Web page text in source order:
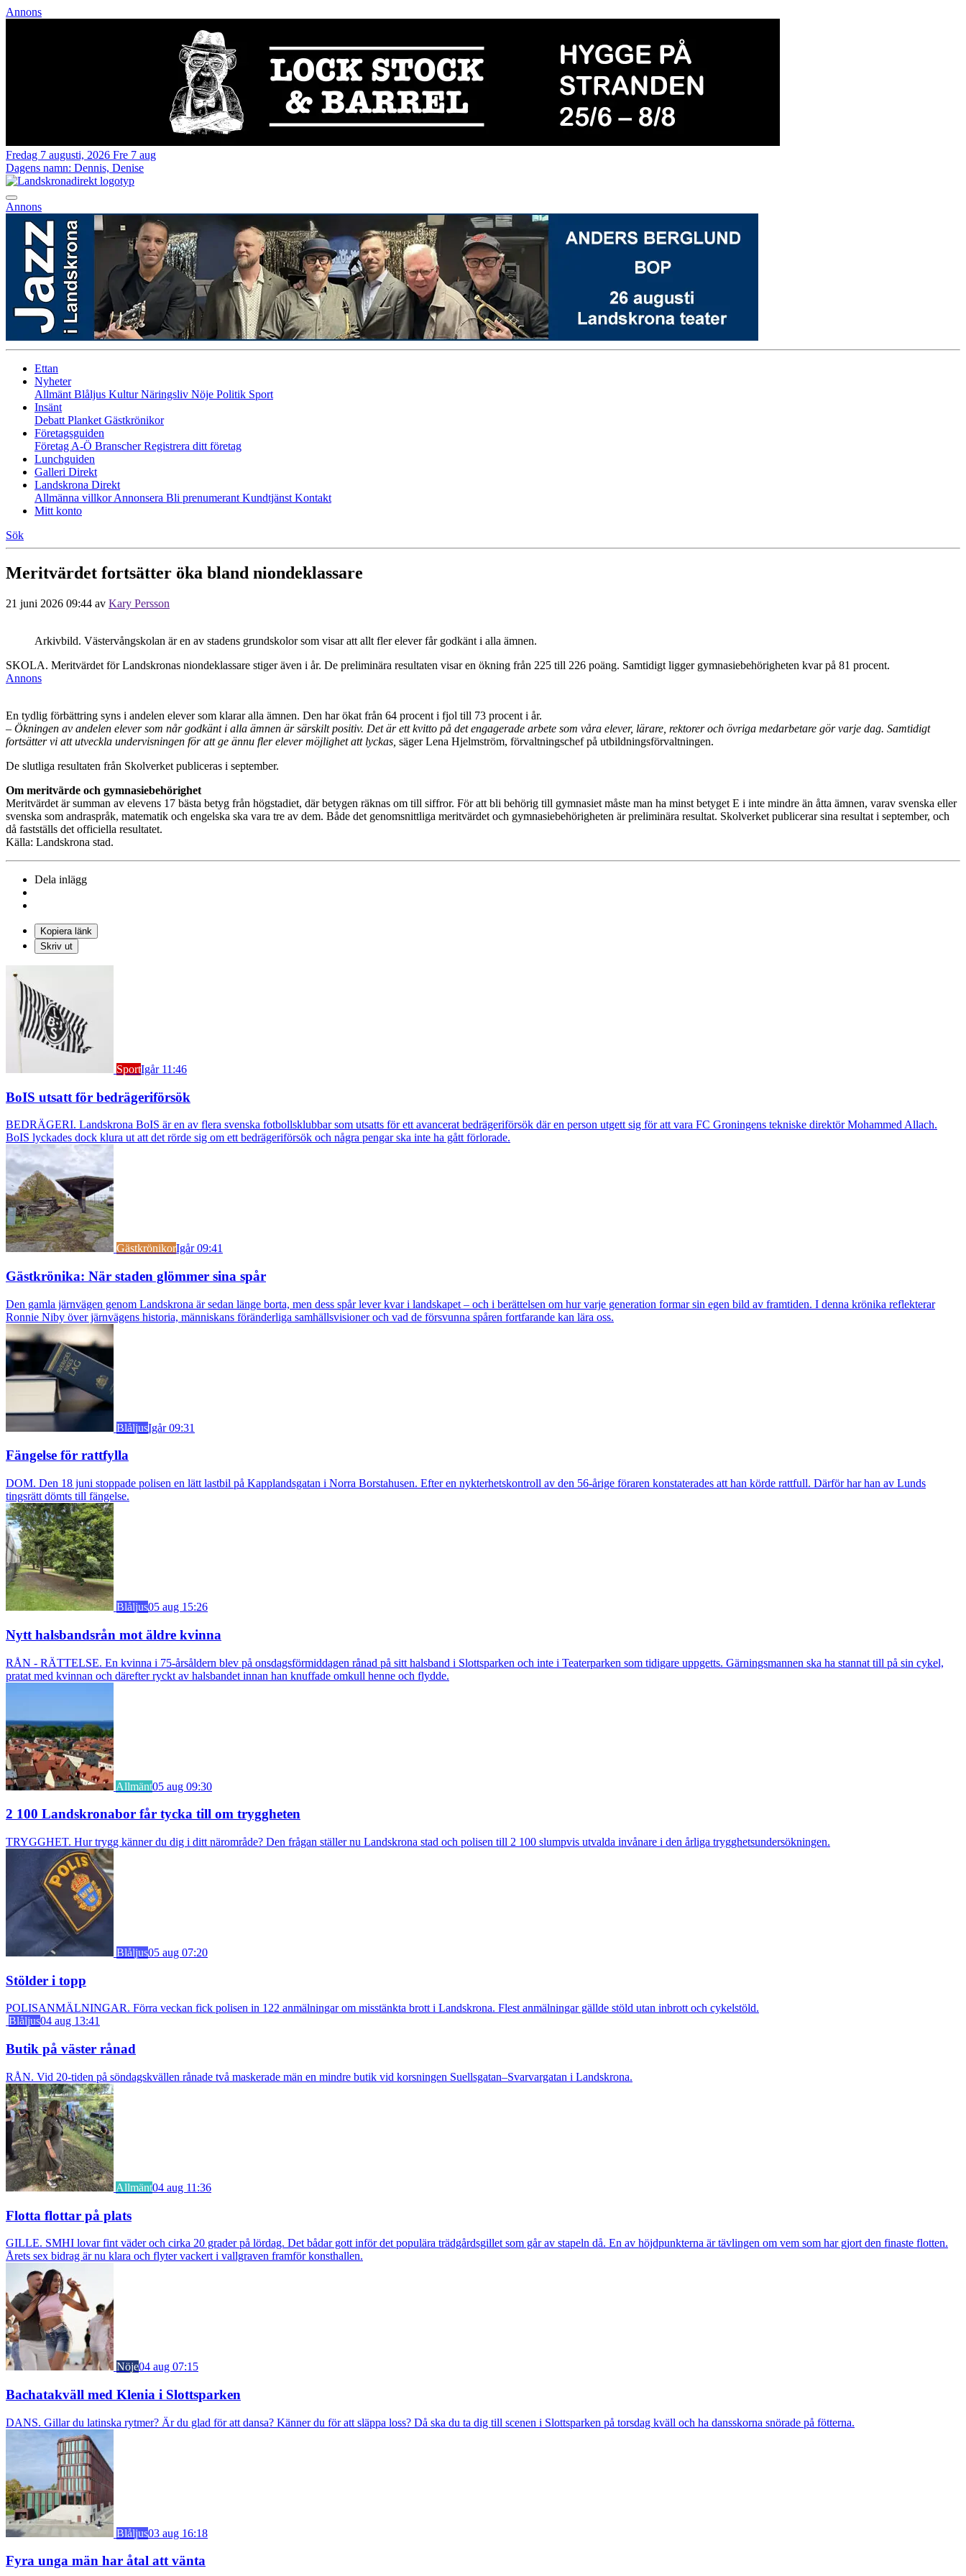
Annons
Fredag 7 augusti, 2026 Fre 7 aug
Dagens namn: Dennis, Denise
Annons
Ettan
Nyheter
Allmänt Blåljus KulturNäringsliv Nöje Politik Sport
Insänt
Debatt Planket Gästkrönikor
Företagsguiden
Företag A-Ö BranscherRegistrera ditt företag
Lunchguiden
Galleri Direkt
Landskrona Direkt
Allmänna villkorAnnonsera Bli prenumerant Kundtjänst Kontakt
Mitt konto
Sök
Meritvärdet fortsätter öka bland niondeklassare
21 juni 2026 09:44 av Kary Persson
Arkivbild. Västervångskolan är en av stadens grundskolor som visar att allt fler elever får godkänt i alla ämnen.
SKOLA. Meritvärdet för Landskronas niondeklassare stiger även i år. De preliminära resultaten visar en ökning från 225 till 226 poäng. Samtidigt ligger gymnasiebehörigheten kvar på 81 procent.
Annons
En tydlig förbättring syns i andelen elever som klarar alla ämnen. Den har ökat från 64 procent i fjol till 73 procent i år.
– Ökningen av andelen elever som når godkänt i alla ämnen är särskilt positiv. Det är ett kvitto på det engagerade arbete som våra elever, lärare, rektorer och övriga medarbetare gör varje dag. Samtidigt
fortsätter vi att utveckla undervisningen för att ge ännu fler elever möjlighet att lyckas, säger Lena Hjelmström, förvaltningschef på utbildningsförvaltningen.
De slutliga resultaten från Skolverket publiceras i september.
Om meritvärde och gymnasiebehörighet
Meritvärdet är summan av elevens 17 bästa betyg från högstadiet, där betygen räknas om till siffror. För att bli behörig till gymnasiet måste man ha minst betyget E i inte mindre än åtta ämnen, varav svenska eller
svenska som andraspråk, matematik och engelska ska vara tre av dem. Både det genomsnittliga meritvärdet och gymnasiebehörigheten är preliminära resultat. Skolverket publicerar sina resultat i september, och
då fastställs det officiella resultatet.
Källa: Landskrona stad.
Dela inlägg
Kopiera länk
Skriv ut
SportIgår 11:46
BoIS utsatt för bedrägeriförsök
BEDRÄGERI. Landskrona BoIS är en av flera svenska fotbollsklubbar som utsatts för ett avancerat bedrägeriförsök där en person utgett sig för att vara FC Groningens tekniske direktör Mohammed Allach.
BoIS lyckades dock klura ut att det rörde sig om ett bedrägeriförsök och några pengar ska inte ha gått förlorade.
GästkrönikorIgår 09:41
Gästkrönika: När staden glömmer sina spår
Den gamla järnvägen genom Landskrona är sedan länge borta, men dess spår lever kvar i landskapet – och i berättelsen om hur varje generation formar sin egen bild av framtiden. I denna krönika reflekterar
Ronnie Niby över järnvägens historia, människans föränderliga samhällsvisioner och vad de försvunna spåren fortfarande kan lära oss.
BlåljusIgår 09:31
Fängelse för rattfylla
DOM. Den 18 juni stoppade polisen en lätt lastbil på Kapplandsgatan i Norra Borstahusen. Efter en nykterhetskontroll av den 56-årige föraren konstaterades att han körde rattfull. Därför har han av Lunds
tingsrätt dömts till fängelse.
Blåljus05 aug 15:26
Nytt halsbandsrån mot äldre kvinna
RÅN - RÄTTELSE. En kvinna i 75-årsåldern blev på onsdagsförmiddagen rånad på sitt halsband i Slottsparken och inte i Teaterparken som tidigare uppgetts. Gärningsmannen ska ha stannat till på sin cykel,
pratat med kvinnan och därefter ryckt av halsbandet innan han knuffade omkull henne och flydde.
Allmänt05 aug 09:30
2 100 Landskronabor får tycka till om tryggheten
TRYGGHET. Hur trygg känner du dig i ditt närområde? Den frågan ställer nu Landskrona stad och polisen till 2 100 slumpvis utvalda invånare i den årliga trygghetsundersökningen.
Blåljus05 aug 07:20
Stölder i topp
POLISANMÄLNINGAR. Förra veckan fick polisen in 122 anmälningar om misstänkta brott i Landskrona. Flest anmälningar gällde stöld utan inbrott och cykelstöld.
Blåljus04 aug 13:41
Butik på väster rånad
RÅN. Vid 20-tiden på söndagskvällen rånade två maskerade män en mindre butik vid korsningen Suellsgatan–Svarvargatan i Landskrona.
Allmänt04 aug 11:36
Flotta flottar på plats
GILLE. SMHI lovar fint väder och cirka 20 grader på lördag. Det bådar gott inför det populära trädgårdsgillet som går av stapeln då. En av höjdpunkterna är tävlingen om vem som har gjort den finaste flotten.
Årets sex bidrag är nu klara och flyter vackert i vallgraven framför konsthallen.
Nöje04 aug 07:15
Bachatakväll med Klenia i Slottsparken
DANS. Gillar du latinska rytmer? Är du glad för att dansa? Känner du för att släppa loss? Då ska du ta dig till scenen i Slottsparken på torsdag kväll och ha dansskorna snörade på fötterna.
Blåljus03 aug 16:18
Fyra unga män har åtal att vänta